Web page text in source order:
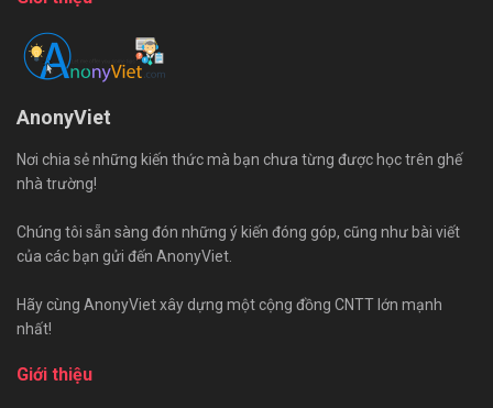
AnonyViet
Nơi chia sẻ những kiến thức mà bạn chưa từng được học trên ghế
nhà trường!
Chúng tôi sẵn sàng đón những ý kiến đóng góp, cũng như bài viết
của các bạn gửi đến AnonyViet.
Hãy cùng AnonyViet xây dựng một cộng đồng CNTT lớn mạnh
nhất!
Giới thiệu